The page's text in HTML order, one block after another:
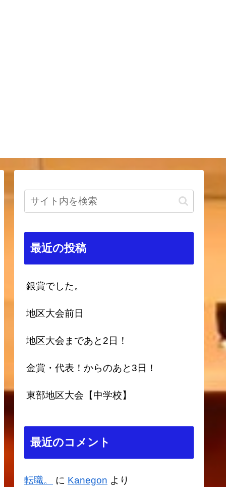
最近の投稿
銀賞でした。
地区大会前日
地区大会まであと2日！
金賞・代表！からのあと3日！
東部地区大会【中学校】
最近のコメント
転職。 に Kanegon より